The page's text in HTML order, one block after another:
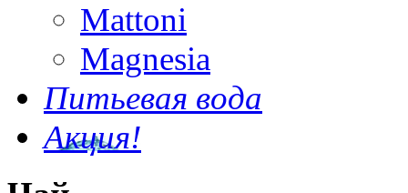
Mattoni
Magnesia
Питьевая вода
Акция!